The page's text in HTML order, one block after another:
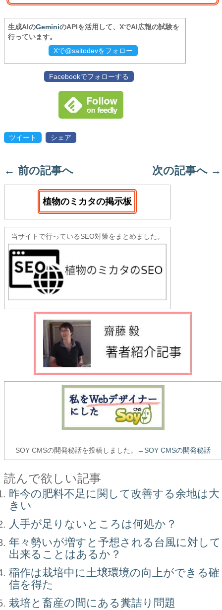
生成AIのGeminiのAPIを活用して、XでAI広報の試験を
行っています。
Xで@saitodevをフォロー
Facebookでフォローする
ツイート シェア
← 前の記事へ 次の記事へ →
植物のミカタの掲示板
当サイトで行っているSEO対策をまとめました。
SOY CMSの開発秘話を投稿しました。→SOY CMSの開発秘話
読んで欲しい記事
昨今の肥料不足に関して改善する余地は大
きい
人手が足りないところは何処か？
年々勢いが増すと予想される台風に対して
出来ることはあるか？
稲作は栽培中に土壌環境の向上ができる確
信を得た
栽培と畜産の間にある糞詰り問題